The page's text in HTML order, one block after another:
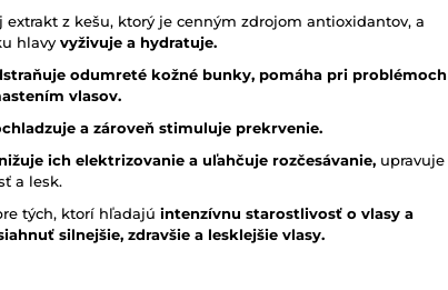
extrakt z kešu, ktorý je cenným zdrojom antioxidantov, a
hlavy vyživuje a hydratuje.
odumreté kožné bunky, pomáha pri problémoch
vlasov.
a zároveň stimuluje prekrvenie.
ich elektrizovanie a uľahčuje rozčesávanie, upravuje
a lesk.
tých, ktorí hľadajú intenzívnu starostlivosť o vlasy a
silnejšie, zdravšie a lesklejšie vlasy.